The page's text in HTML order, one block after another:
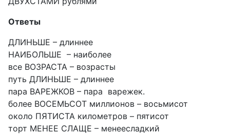
Ответы
ДЛИНЬШЕ – длиннее
НАИБОЛЬШЕ – наиболее
все ВОЗРАСТА – возрасты
путь ДЛИНЬШЕ – длиннее
пара ВАРЕЖКОВ – пара варежек.
более ВОСЕМЬСОТ миллионов – восьмисот
около ПЯТИСТА километров – пятисот
торт МЕНЕЕ СЛАЩЕ – менеесладкий